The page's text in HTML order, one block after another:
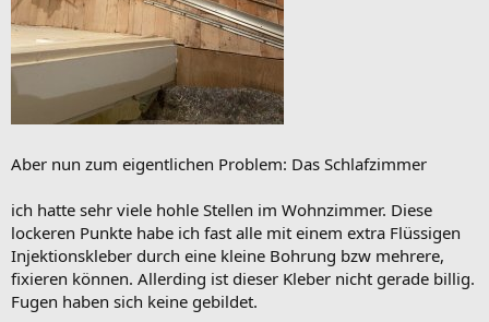
Aber nun zum eigentlichen Problem: Das Schlafzimmer
ich hatte sehr viele hohle Stellen im Wohnzimmer. Diese
lockeren Punkte habe ich fast alle mit einem extra Flüssigen
Injektionskleber durch eine kleine Bohrung bzw mehrere,
fixieren können. Allerding ist dieser Kleber nicht gerade billig.
Fugen haben sich keine gebildet.